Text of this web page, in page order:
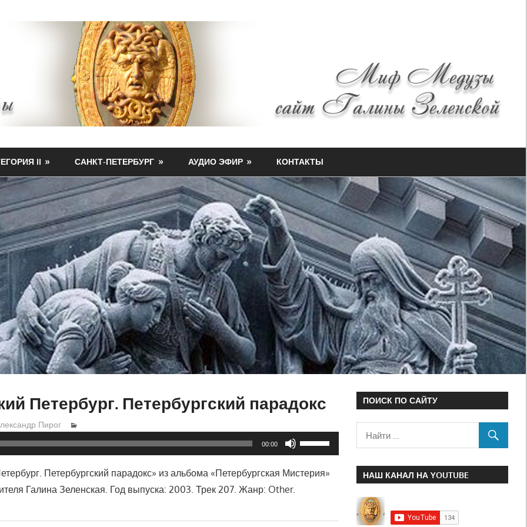
II САНКТ-ПЕТЕРБУРГ АУДИО ЭФИР КОНТАКТЫ
Петербург. Петербургский парадокс
Пирог
00:00
Используйте
клавиши
вверх/
увеличить
Петербургский парадокс» из альбома «Петербургская Мистерия»
Галина Зеленская. Год выпуска: 2003. Трек 207. Жанр: Other.
ПОИСК ПО САЙТУ
НАШ КАНАЛ НА YOUTUBE